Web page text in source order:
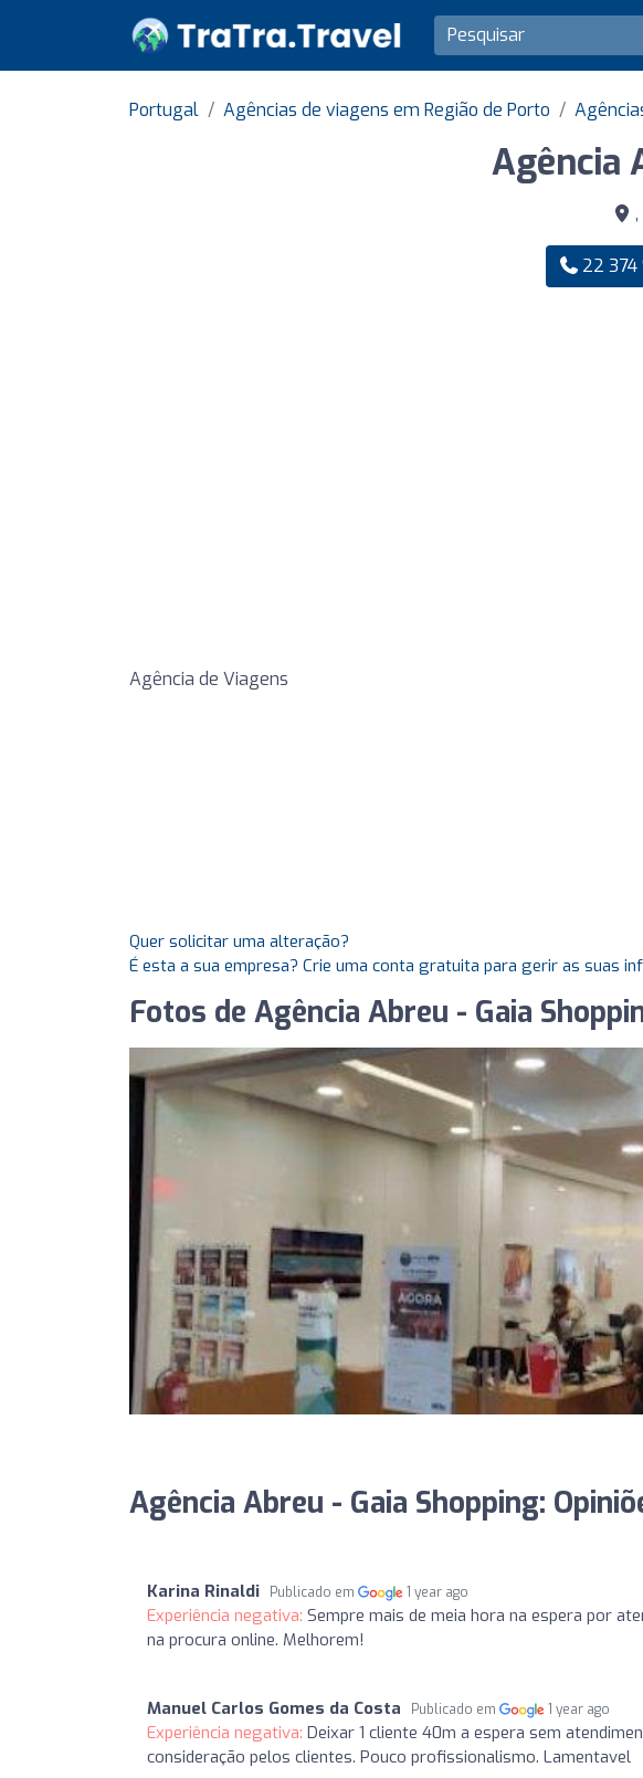
Portugal Agências de viagens em Região de Porto
Agência
22
Agência de Viagens
Quer solicitar uma alteração?
É esta a sua empresa? Crie uma conta gratuita para gerir as suas
Fotos de Agência Abreu - Gaia
Agência Abreu - Gaia Shopping:
Karina Rinaldi Publicado em 1 year ago
Experiência negativa: Sempre mais de meia hora na espera por
na procura online. Melhorem!
Manuel Carlos Gomes da Costa Publicado em 1 year ago
Experiência negativa: Deixar 1 cliente 40m a espera sem
consideração pelos clientes. Pouco profissionalismo. Lamentavel